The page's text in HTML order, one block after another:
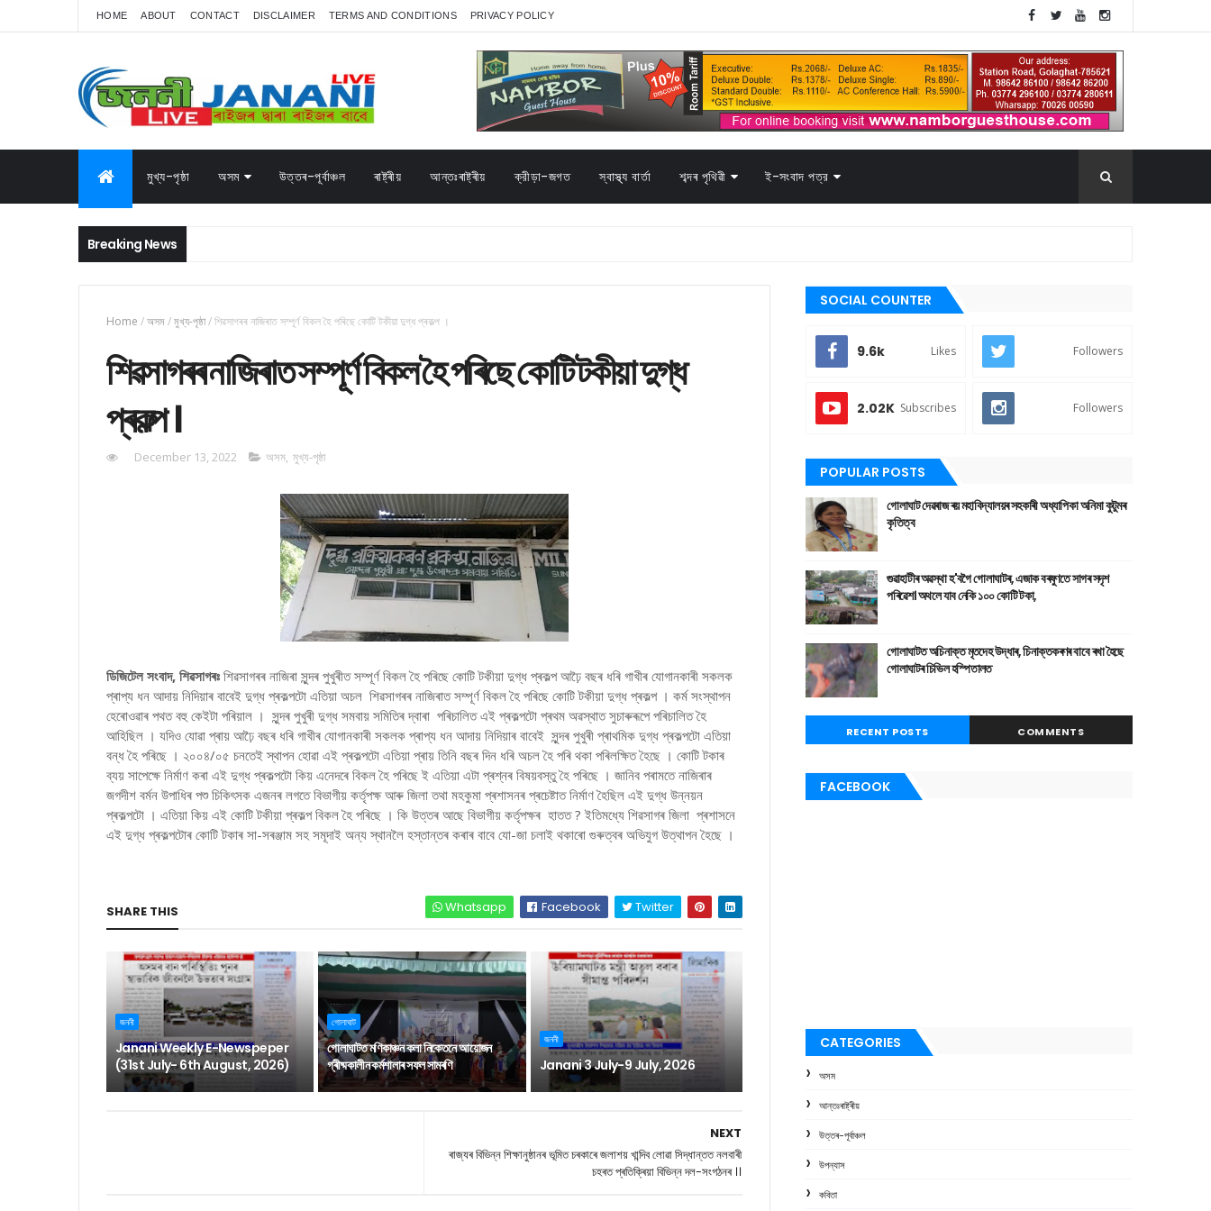
HOME ABOUT CONTACT DISCLAIMER TERMS AND CONDITIONS PRIVACY POLICY
মুখ্য-পৃষ্ঠা অসম উত্তৰ-পূৰ্বাঞ্চল ৰাষ্ট্ৰীয় আন্তঃৰাষ্ট্ৰীয় ক্রীড়া-জগত স্বাস্থ্য বাৰ্তা শব্দৰ পৃথিৱী ই-সংবাদ পত্র
Breaking News
Home /অসম/মুখ্য-পৃষ্ঠা/শিৱসাগৰৰ নাজিৰাত সম্পূৰ্ণ বিকল হৈ পৰিছে কোটি টকীয়া দুগ্ধ প্ৰকল্প ।
শিৱসাগৰৰ নাজিৰাত সম্পূৰ্ণ বিকল হৈ পৰিছে কোটি টকীয়া দুগ্ধ
প্ৰকল্প ।
December 13, 2022 অসম, মুখ্য-পৃষ্ঠা
ডিজিটেল সংবাদ, শিৱসাগৰঃ শিৱসাগৰৰ নাজিৰা সুন্দৰ পুখুৰীত সম্পূৰ্ণ বিকল হৈ পৰিছে কোটি টকীয়া দুগ্ধ প্ৰকল্প আঢ়ৈ বছৰ ধৰি গাখীৰ যোগানকাৰী সকলক
প্ৰাপ্য ধন আদায় নিদিয়াৰ বাবেই দুগ্ধ প্ৰকল্পটো এতিয়া অচল শিৱসাগৰৰ নাজিৰাত সম্পূৰ্ণ বিকল হৈ পৰিছে কোটি টকীয়া দুগ্ধ প্ৰকল্প । কৰ্ম সংস্থাপন
হেৰোওৱাৰ পথত বহু কেইটা পৰিয়াল । সুন্দৰ পুখুৰী দুগ্ধ সমবায় সমিতিৰ দ্বাৰা পৰিচালিত এই প্ৰকল্পটো প্ৰথম অৱস্থাত সুচাৰুৰূপে পৰিচালিত হৈ
আহিছিল । যদিও যোৱা প্ৰায় আঢ়ৈ বছৰ ধৰি গাখীৰ যোগানকাৰী সকলক প্ৰাপ্য ধন আদায় নিদিয়াৰ বাবেই সুন্দৰ পুখুৰী প্ৰাথমিক দুগ্ধ প্ৰকল্পটো এতিয়া
বন্ধ হৈ পৰিছে । ২০০৪/০৫ চনতেই স্থাপন হোৱা এই প্ৰকল্পটো এতিয়া প্ৰায় তিনি বছৰ দিন ধৰি অচল হৈ পৰি থকা পৰিলক্ষিত হৈছে । কোটি টকাৰ
ব্যয় সাপেক্ষে নিৰ্মাণ কৰা এই দুগ্ধ প্ৰকল্পটো কিয় এনেদৰে বিকল হৈ পৰিছে ই এতিয়া এটা প্ৰশ্নৰ বিষয়বস্তু হৈ পৰিছে । জানিব পৰামতে নাজিৰাৰ
জগদীশ বৰ্মন উপাধিৰ পশু চিকিৎসক এজনৰ লগতে বিভাগীয় কৰ্তৃপক্ষ আৰু জিলা তথা মহকুমা প্ৰশাসনৰ প্ৰচেষ্টাত নিৰ্মাণ হৈছিল এই দুগ্ধ উন্নয়ন
প্ৰকল্পটো । এতিয়া কিয় এই কোটি টকীয়া প্ৰকল্প বিকল হৈ পৰিছে । কি উত্তৰ আছে বিভাগীয় কৰ্তৃপক্ষৰ হাতত ? ইতিমধ্যে শিৱসাগৰ জিলা প্ৰশাসনে
এই দুগ্ধ প্ৰকল্পটোৰ কোটি টকাৰ সা-সৰঞ্জাম সহ সমূদাই অন্য স্থানলৈ হস্তান্তৰ কৰাৰ বাবে যো-জা চলাই থকাৰো গুৰুত্বৰ অভিযুগ উত্থাপন হৈছে ।
SHARE THIS Whatsapp Facebook Twitter
জননী
Janani Weekly E-Newspeper
(31st July- 6th August, 2026)
গোলাঘাট
গোলাঘাটত মণিকাঞ্চন কলা নিকেতনে আয়োজন
গ্ৰীষ্মকালীন কৰ্মশালাৰ সফল সামৰণি
জননী
Janani 3 July-9 July, 2026
NEXT
ৰাজ্যৰ বিভিন্ন শিক্ষানুষ্ঠানৰ ভূমিত চৰকাৰে জলাশয় খান্দিব লোৱা সিদ্ধান্তত নলবাৰী
চহৰত প্ৰতিক্ৰিয়া বিভিন্ন দল-সংগঠনৰ ।।
SOCIAL COUNTER
9.6k Likes Followers
2.02K Subscribes Followers
POPULAR POSTS
গোলাঘাট দেৱৰাজ ৰয় মহাবিদ্যালয়ৰ সহকাৰী অধ্যাপিকা অনিমা কুটুমৰ
কৃতিত্ব
গুৱাহাটীৰ অৱস্থা হ'বগৈ গোলাঘাটৰ, এজাক বৰষুণতে সাগৰ সদৃশ
পৰিৱেশ। অথলে যাব নেকি ১০০ কোটি টকা,
গোলাঘাটত অচিনাক্ত মৃতদেহ উদ্ধাৰ, চিনাক্তকৰণৰ বাবে ৰখা হৈছে
গোলাঘাটৰ চিভিল হস্পিতালত
RECENT POSTS COMMENTS
FACEBOOK
CATEGORIES
অসম
আন্তঃৰাষ্ট্ৰীয়
উত্তৰ-পূৰ্বাঞ্চল
উপন্যাস
কবিতা